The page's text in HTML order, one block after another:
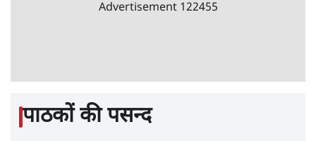
Advertisement 122455
पाठकों की पसन्द